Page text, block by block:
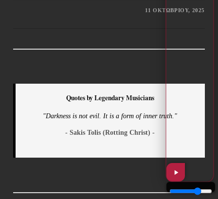
11 ΟΚΤΩΒΡΊΟΥ, 2025
Quotes by Legendary Musicians
"Darkness is not evil. It is a form of inner truth."
- Sakis Tolis (Rotting Christ) -